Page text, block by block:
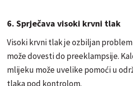
6. Sprječava visoki krvni tlak
Visoki krvni tlak je ozbiljan
može dovesti do preeklampsije.
mlijeku može uvelike pomoći u
tlaka pod kontrolom.